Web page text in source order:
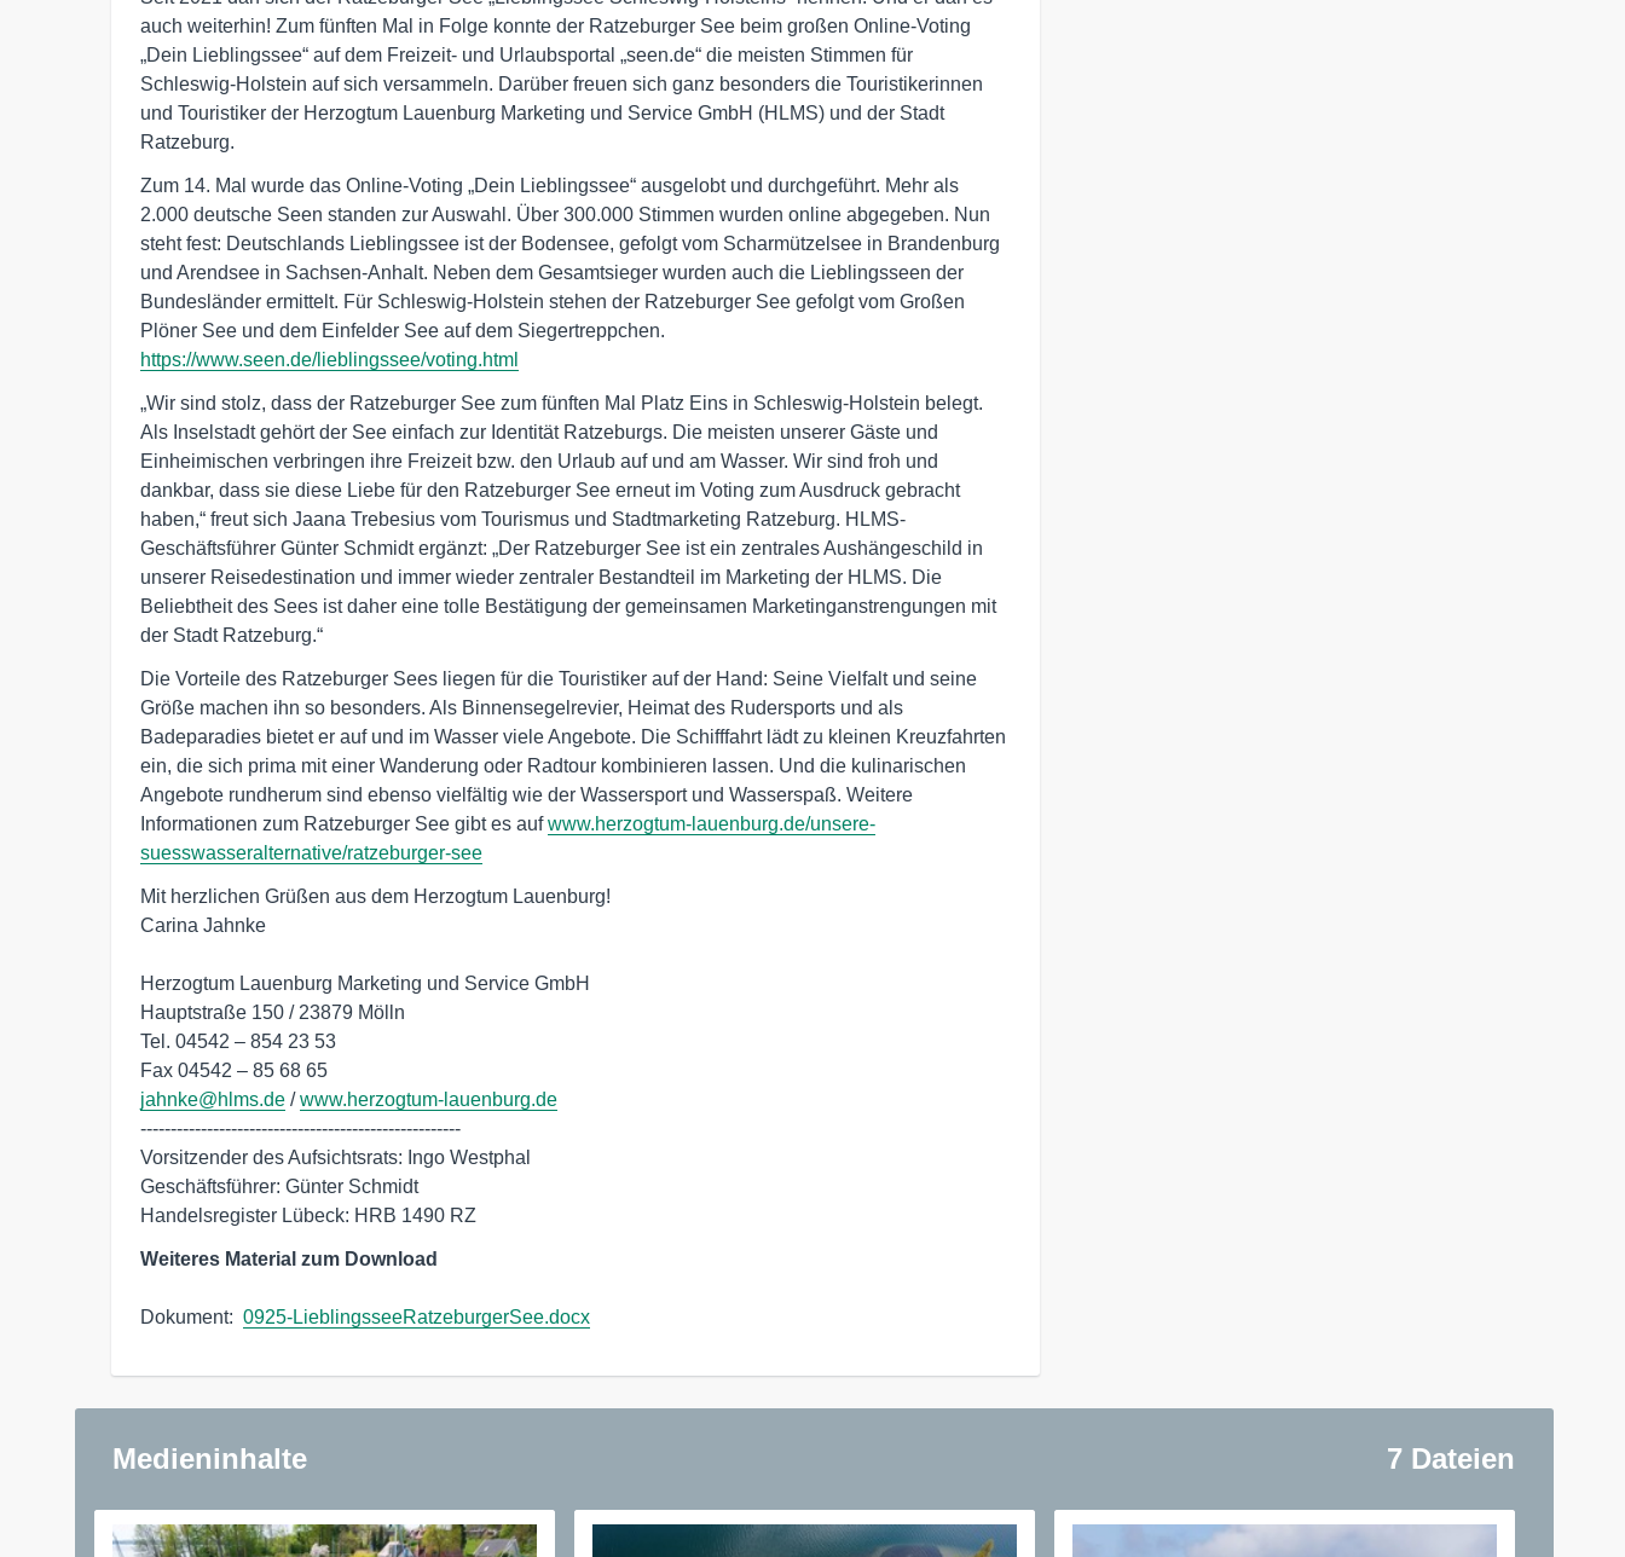
auch weiterhin! Zum fünften Mal in Folge konnte der Ratzeburger See beim großen Online-Voting
„Dein Lieblingssee“ auf dem Freizeit- und Urlaubsportal „seen.de“ die meisten Stimmen für
Schleswig-Holstein auf sich versammeln. Darüber freuen sich ganz besonders die Touristikerinnen
und Touristiker der Herzogtum Lauenburg Marketing und Service GmbH (HLMS) und der Stadt
Ratzeburg.
Zum 14. Mal wurde das Online-Voting „Dein Lieblingssee“ ausgelobt und durchgeführt. Mehr als
2.000 deutsche Seen standen zur Auswahl. Über 300.000 Stimmen wurden online abgegeben. Nun
steht fest: Deutschlands Lieblingssee ist der Bodensee, gefolgt vom Scharmützelsee in Brandenburg
und Arendsee in Sachsen-Anhalt. Neben dem Gesamtsieger wurden auch die Lieblingsseen der
Bundesländer ermittelt. Für Schleswig-Holstein stehen der Ratzeburger See gefolgt vom Großen
Plöner See und dem Einfelder See auf dem Siegertreppchen.
https://www.seen.de/lieblingssee/voting.html
„Wir sind stolz, dass der Ratzeburger See zum fünften Mal Platz Eins in Schleswig-Holstein belegt.
Als Inselstadt gehört der See einfach zur Identität Ratzeburgs. Die meisten unserer Gäste und
Einheimischen verbringen ihre Freizeit bzw. den Urlaub auf und am Wasser. Wir sind froh und
dankbar, dass sie diese Liebe für den Ratzeburger See erneut im Voting zum Ausdruck gebracht
haben,“ freut sich Jaana Trebesius vom Tourismus und Stadtmarketing Ratzeburg. HLMS-
Geschäftsführer Günter Schmidt ergänzt: „Der Ratzeburger See ist ein zentrales Aushängeschild in
unserer Reisedestination und immer wieder zentraler Bestandteil im Marketing der HLMS. Die
Beliebtheit des Sees ist daher eine tolle Bestätigung der gemeinsamen Marketinganstrengungen mit
der Stadt Ratzeburg.“
Die Vorteile des Ratzeburger Sees liegen für die Touristiker auf der Hand: Seine Vielfalt und seine
Größe machen ihn so besonders. Als Binnensegelrevier, Heimat des Rudersports und als
Badeparadies bietet er auf und im Wasser viele Angebote. Die Schifffahrt lädt zu kleinen Kreuzfahrten
ein, die sich prima mit einer Wanderung oder Radtour kombinieren lassen. Und die kulinarischen
Angebote rundherum sind ebenso vielfältig wie der Wassersport und Wasserspaß. Weitere
Informationen zum Ratzeburger See gibt es aufwww.herzogtum-lauenburg.de/unsere-
suesswasseralternative/ratzeburger-see
Mit herzlichen Grüßen aus dem Herzogtum Lauenburg!
Carina Jahnke
Herzogtum Lauenburg Marketing und Service GmbH
Hauptstraße 150 / 23879 Mölln
Tel. 04542 – 854 23 53
jahnke@hlms.de / www.herzogtum-lauenburg.de
-----------------------------------------------------
Vorsitzender des Aufsichtsrats: Ingo Westphal
Geschäftsführer: Günter Schmidt
Handelsregister Lübeck: HRB 1490 RZ
Weiteres Material zum Download
Dokument: 0925-LieblingsseeRatzeburgerSee.docx
Medieninhalte 7 Dateien